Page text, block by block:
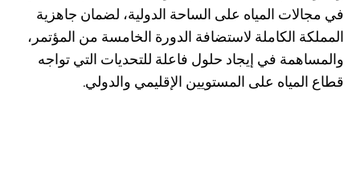
في مجالات المياه على الساحة الدولية، لضمان جاهزية
المملكة الكاملة لاستضافة الدورة الخامسة من المؤتمر،
والمساهمة في إيجاد حلول فاعلة للتحديات التي تواجه
قطاع المياه على المستويين الإقليمي والدولي.